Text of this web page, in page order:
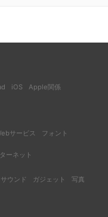
iOS Apple関係
サービス フォント
ーネット
サウンド ガジェット 写真